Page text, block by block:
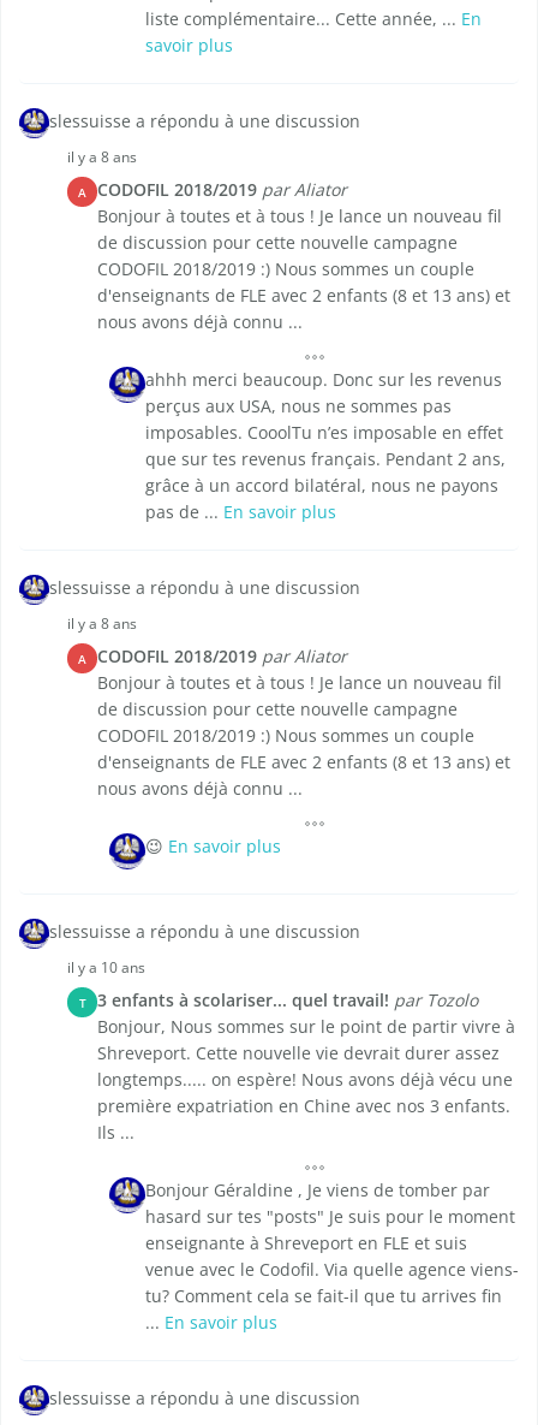
liste complémentaire... Cette année, ... En
savoir plus
slessuisse a répondu à une discussion
il y a 8 ans
A CODOFIL 2018/2019 par Aliator
Bonjour à toutes et à tous ! Je lance un nouveau fil
de discussion pour cette nouvelle campagne
CODOFIL 2018/2019 :) Nous sommes un couple
d'enseignants de FLE avec 2 enfants (8 et 13 ans) et
nous avons déjà connu ...
ahhh merci beaucoup. Donc sur les revenus
perçus aux USA, nous ne sommes pas
imposables. CooolTu n’es imposable en effet
que sur tes revenus français. Pendant 2 ans,
grâce à un accord bilatéral, nous ne payons
pas de ... En savoir plus
slessuisse a répondu à une discussion
il y a 8 ans
A CODOFIL 2018/2019 par Aliator
Bonjour à toutes et à tous ! Je lance un nouveau fil
de discussion pour cette nouvelle campagne
CODOFIL 2018/2019 :) Nous sommes un couple
d'enseignants de FLE avec 2 enfants (8 et 13 ans) et
nous avons déjà connu ...
😉 En savoir plus
slessuisse a répondu à une discussion
il y a 10 ans
T 3 enfants à scolariser... quel travail! par Tozolo
Bonjour, Nous sommes sur le point de partir vivre à
Shreveport. Cette nouvelle vie devrait durer assez
longtemps..... on espère! Nous avons déjà vécu une
première expatriation en Chine avec nos 3 enfants.
Ils ...
Bonjour Géraldine , Je viens de tomber par
hasard sur tes "posts" Je suis pour le moment
enseignante à Shreveport en FLE et suis
venue avec le Codofil. Via quelle agence viens-
tu? Comment cela se fait-il que tu arrives fin
... En savoir plus
slessuisse a répondu à une discussion